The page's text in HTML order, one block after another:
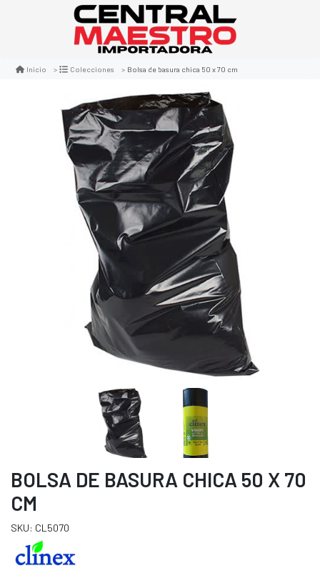
Inicio Colecciones Bolsa de basura chica 50 x 70 cm
BOLSA DE BASURA CHICA 50 X 70
CM
SKU: CL5070